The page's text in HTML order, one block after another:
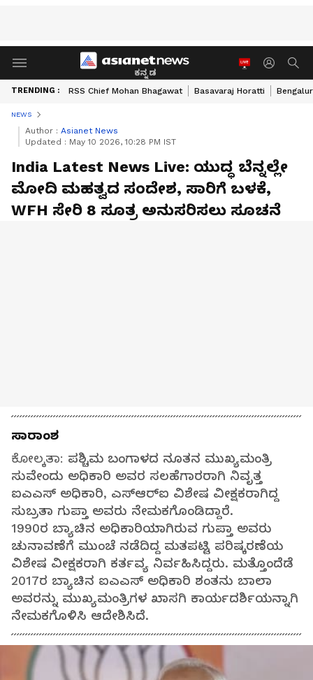
ಕನ್ನಡ
TRENDING : RSS Chief Mohan Bhagawat Basavaraj Horatti
NEWS
Author : Asianet News
Updated : May 10 2026, 10:28 PM IST
India Latest News Live: ಯುದ್ಧ ಬೆನ್ನಲ್ಲೇ
ಮೋದಿ ಮಹತ್ವದ ಸಂದೇಶ, ಸಾರಿಗೆ ಬಳಕೆ,
WFH ಸೇರಿ 8 ಸೂತ್ರ ಅನುಸರಿಸಲು ಸೂಚನೆ
ಸಾರಾಂಶ
ಕೋಲ್ಕತಾ: ಪಶ್ಚಿಮ ಬಂಗಾಳದ ನೂತನ ಮುಖ್ಯಮಂತ್ರಿ
ಸುವೇಂದು ಅಧಿಕಾರಿ ಅವರ ಸಲಹೆಗಾರರಾಗಿ ನಿವೃತ್ತ
ಐಎಎಸ್‌ ಅಧಿಕಾರಿ, ಎಸ್‌ಆರ್‌ಐ ವಿಶೇಷ ವೀಕ್ಷಕರಾಗಿದ್ದ
ಸುಬ್ರತಾ ಗುಪ್ತಾ ಅವರು ನೇಮಕಗೊಂಡಿದ್ದಾರೆ.
1990ರ ಬ್ಯಾಚಿನ ಅಧಿಕಾರಿಯಾಗಿರುವ ಗುಪ್ತಾ ಅವರು
ಚುನಾವಣೆಗೆ ಮುಂಚೆ ನಡೆದಿದ್ದ ಮತಪಟ್ಟಿ ಪರಿಷ್ಕರಣೆಯ
ವಿಶೇಷ ವೀಕ್ಷಕರಾಗಿ ಕರ್ತವ್ಯ ನಿರ್ವಹಿಸಿದ್ದರು. ಮತ್ತೊಂದೆಡೆ
2017ರ ಬ್ಯಾಚಿನ ಐಎಎಸ್‌ ಅಧಿಕಾರಿ ಶಂತನು ಬಾಲಾ
ಅವರನ್ನು ಮುಖ್ಯಮಂತ್ರಿಗಳ ಖಾಸಗಿ ಕಾರ್ಯದರ್ಶಿಯನ್ನಾಗಿ
ನೇಮಕಗೊಳಿಸಿ ಆದೇಶಿಸಿದೆ.